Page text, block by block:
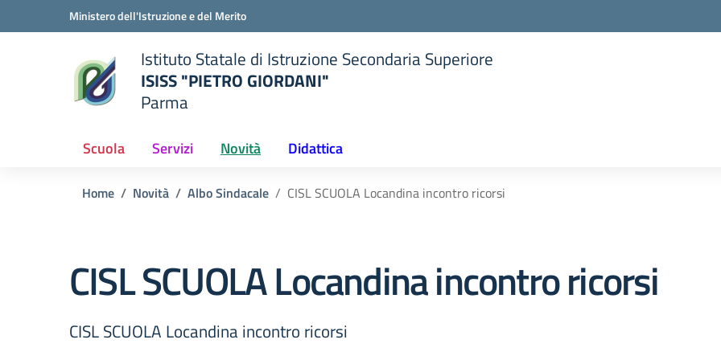
Vai ai contenuti
Vai al menu di navigazioneMinistero dell'Istruzione e del Merito
Istituto Statale di Istruzione Secondaria Superiore
ISISS "PIETRO GIORDANI"
Parma
Scuola Servizi Novità Didattica
Home Novità Albo Sindacale CISL SCUOLA Locandina incontro ricorsi
CISL SCUOLA Locandina incontro ricorsi
CISL SCUOLA Locandina incontro ricorsi